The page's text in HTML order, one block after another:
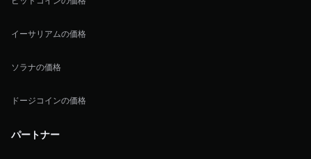
イーサリアムの価格
ソラナの価格
ドージコインの価格
パートナー